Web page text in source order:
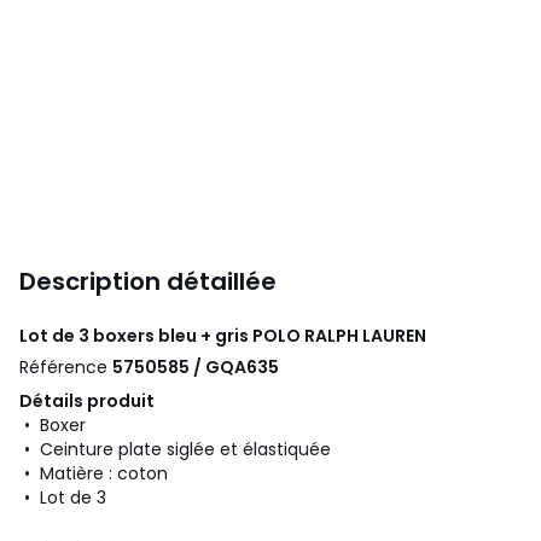
Description détaillée
Lot de 3 boxers bleu + gris POLO RALPH LAUREN
Référence 5750585 / GQA635
Détails produit
• Boxer
• Ceinture plate siglée et élastiquée
• Matière : coton
• Lot de 3